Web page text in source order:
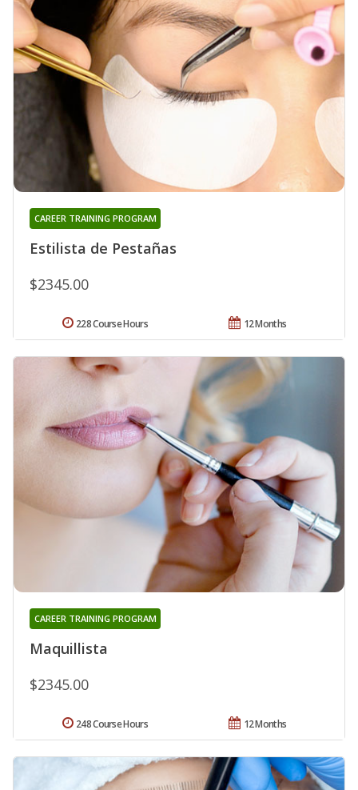
Estilista de Pestañas
CAREER TRAINING PROGRAM
$2345.00
12 Months
228 Course Hours
Maquillista
CAREER TRAINING PROGRAM
$2345.00
12 Months
248 Course Hours